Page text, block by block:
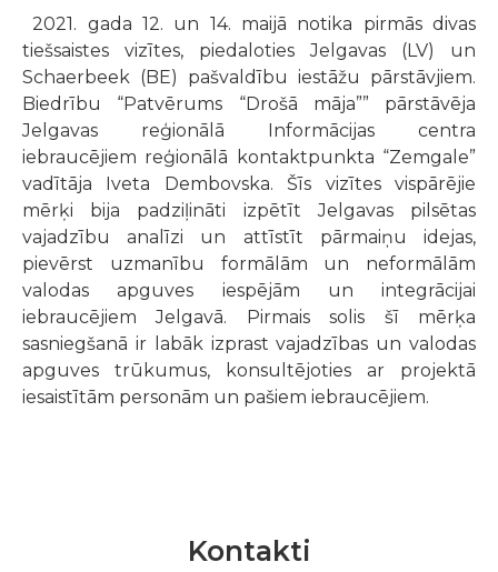
2021. gada 12. un 14. maijā notika pirmās divas
tiešsaistes vizītes, piedaloties Jelgavas (LV) un
Schaerbeek (BE) pašvaldību iestāžu pārstāvjiem.
Biedrību “Patvērums “Drošā māja”” pārstāvēja
Jelgavas reģionālā Informācijas centra
iebraucējiem reģionālā kontaktpunkta “Zemgale”
vadītāja Iveta Dembovska. Šīs vizītes vispārējie
mērķi bija padziļināti izpētīt Jelgavas pilsētas
vajadzību analīzi un attīstīt pārmaiņu idejas,
pievērst uzmanību formālām un neformālām
valodas apguves iespējām un integrācijai
iebraucējiem Jelgavā. Pirmais solis šī mērķa
sasniegšanā ir labāk izprast vajadzības un valodas
apguves trūkumus, konsultējoties ar projektā
iesaistītām personām un pašiem iebraucējiem.
Kontakti